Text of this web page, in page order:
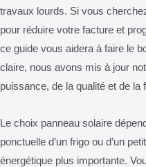
travaux lourds. Si vous
pour réduire votre facture et
ce guide vous aidera à faire le
claire, nous avons mis à jour
puissance, de la qualité et de la
Le choix panneau solaire
ponctuelle d’un frigo ou d’un
énergétique plus importante.